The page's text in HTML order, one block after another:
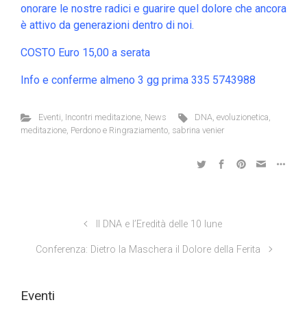
onorare le nostre radici e guarire quel dolore che ancora
è attivo da generazioni dentro di noi.
COSTO Euro 15,00 a serata
Info e conferme almeno 3 gg prima 335 5743988
Eventi, Incontri meditazione, News DNA,evoluzionetica,
meditazione, Perdono e Ringraziamento, sabrina venier
Il DNA e l’Eredità delle 10 lune
Conferenza: Dietro la Maschera il Dolore della Ferita
Eventi